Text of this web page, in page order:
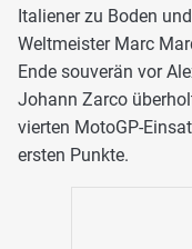
Italiener zu Boden
Weltmeister Marc
Ende souverän vor
Johann Zarco
vierten MotoGP-
ersten Punkte.